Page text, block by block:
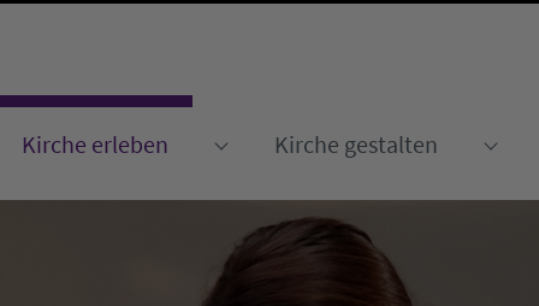
Kirche erleben
Kirche gestalten